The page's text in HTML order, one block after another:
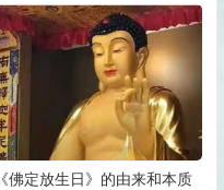
《佛定放生日》的由来和本质